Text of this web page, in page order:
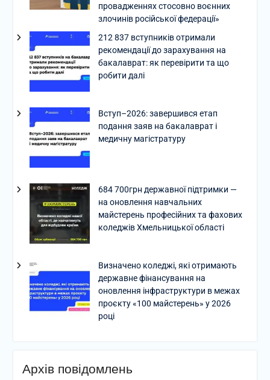
провадженнях стосовно воєнних
злочинів російської федерації»
212 837 вступників отримали
рекомендації до зарахування на
бакалаврат: як перевірити та що
робити далі
Вступ–2026: завершився етап
подання заяв на бакалаврат і
медичну магістратуру
684 700грн державної підтримки —
на оновлення навчальних
майстерень професійних та фахових
коледжів Хмельницької області
Визначено коледжі, які отримають
державне фінансування на
оновлення інфраструктури в межах
проєкту «100 майстерень» у 2026
році
Архів повідомлень